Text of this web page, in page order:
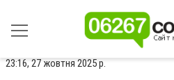
23:16, 27 жовтня 2025 р.